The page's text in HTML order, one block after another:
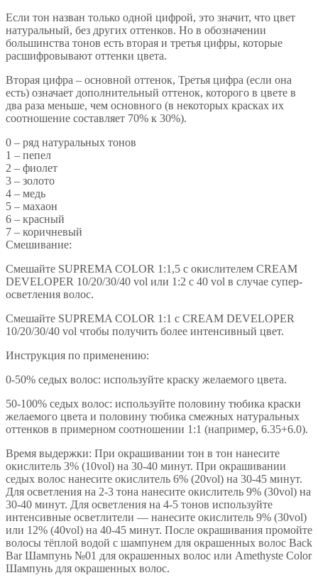
Если тон назван только одной цифрой, это значит, что цвет
натуральный, без других оттенков. Но в обозначении
большинства тонов есть вторая и третья цифры, которые
расшифровывают оттенки цвета.
Вторая цифра – основной оттенок, Третья цифра (если она
есть) означает дополнительный оттенок, которого в цвете в
два раза меньше, чем основного (в некоторых красках их
соотношение составляет 70% к 30%).
0 – ряд натуральных тонов
1 – пепел
2 – фиолет
3 – золото
4 – медь
5 – махаон
6 – красный
7 – коричневый
Смешивание:
Смешайте SUPREMA COLOR 1:1,5 с окислителем CREAM
DEVELOPER 10/20/30/40 vol или 1:2 с 40 vol в случае супер-
осветления волос.
Смешайте SUPREMA COLOR 1:1 с CREAM DEVELOPER
10/20/30/40 vol чтобы получить более интенсивный цвет.
Инструкция по применению:
0-50% седых волос: используйте краску желаемого цвета.
50-100% седых волос: используйте половину тюбика краски
желаемого цвета и половину тюбика смежных натуральных
оттенков в примерном соотношении 1:1 (например, 6.35+6.0).
Время выдержки: При окрашивании тон в тон нанесите
окислитель 3% (10vol) на 30-40 минут. При окрашивании
седых волос нанесите окислитель 6% (20vol) на 30-45 минут.
Для осветления на 2-3 тона нанесите окислитель 9% (30vol) на
30-40 минут. Для осветления на 4-5 тонов используйте
интенсивные осветлители — нанесите окислитель 9% (30vol)
или 12% (40vol) на 40-45 минут. После окрашивания промойте
волосы тёплой водой с шампунем для окрашенных волос Back
Bar Шампунь №01 для окрашенных волос или Amethyste Color
Шампунь для окрашенных волос.